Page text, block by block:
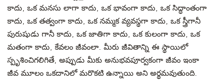
కాదు, ఒక మనసు లాగా కాదు, ఒక భావంగా కాదు, ఒక సిద్ధాంతంగా
కాదు, ఒక తత్వంగా కాదు, ఒక నమ్మక వ్యవస్థగా కాదు, ఒక స్త్రీగానీ
పురుషుడు గానీ కాదు, ఒక జాతిగా కాదు, ఒక కులంగా కాదు, ఒక
మతంగా కాదు, కేవలం జీవంలా. మీరు జీవితాన్ని ఈ స్థాయిలో
స్పృశించిగలిగితే, అప్పుడు మీకు అనుభవపూర్వకంగా జీవం ఇంకా
జీవ మూలం ఒకదానిలో మరొకటి ఉన్నాయి అని అర్థమవుతుంది.